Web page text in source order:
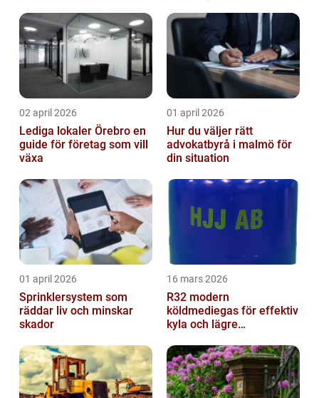
02 april 2026
Lediga lokaler Örebro en
guide för företag som vill
växa
01 april 2026
Hur du väljer rätt
advokatbyrå i malmö för
din situation
01 april 2026
Sprinklersystem som
räddar liv och minskar
skador
16 mars 2026
R32 modern
köldmediegas för effektiv
kyla och lägre